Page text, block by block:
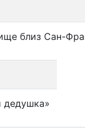
близ Сан-
дедушка»